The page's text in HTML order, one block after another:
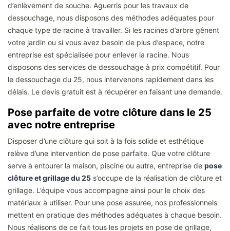
d’enlèvement de souche. Aguerris pour les travaux de
dessouchage, nous disposons des méthodes adéquates pour
chaque type de racine à travailler. Si les racines d’arbre gênent
votre jardin ou si vous avez besoin de plus d’espace, notre
entreprise est spécialisée pour enlever la racine. Nous
disposons des services de dessouchage à prix compétitif. Pour
le dessouchage du 25, nous intervenons rapidement dans les
délais. Le devis gratuit est à récupérer en faisant une demande.
Pose parfaite de votre clôture dans le 25
avec notre entreprise
Disposer d’une clôture qui soit à la fois solide et esthétique
relève d’une intervention de pose parfaite. Que votre clôture
serve à entourer la maison, piscine ou autre, entreprise de pose
clôture et grillage du 25 s’occupe de la réalisation de clôture et
grillage. L’équipe vous accompagne ainsi pour le choix des
matériaux à utiliser. Pour une pose assurée, nos professionnels
mettent en pratique des méthodes adéquates à chaque besoin.
Nous réalisons de ce fait tous les projets en pose de grillage,